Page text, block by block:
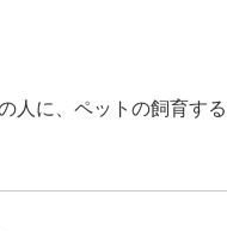
人に、ペットの飼育する